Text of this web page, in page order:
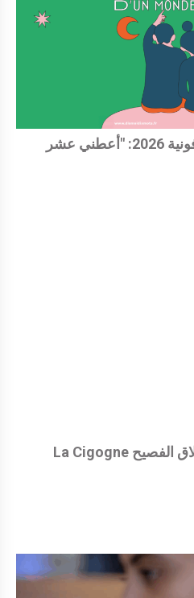
الفائزون بمسابقة الفرنكوفونية 2026: "أعطني عشر
مهرجان أدب الطفل: "اللقلاق الفصيح La Cigogne